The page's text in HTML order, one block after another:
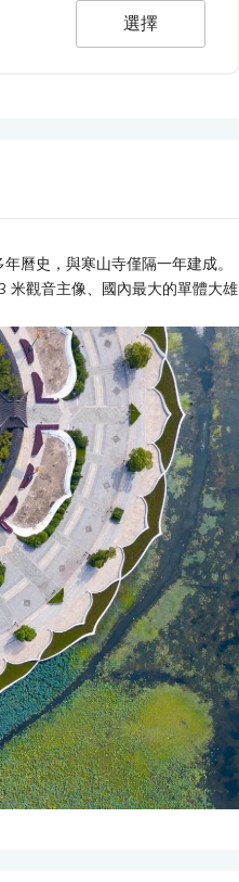
選擇
曆史，與寒山寺僅隔一年建成。
米觀音主像、國內最大的單體大雄